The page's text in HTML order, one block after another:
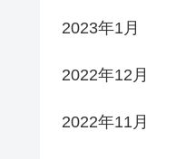
2023年1月
2022年12月
2022年11月